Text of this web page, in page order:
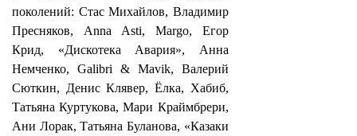
поколений: Стас Михайлов, Владимир
Пресняков, Anna Asti, Margo, Егор
Крид, «Дискотека Авария», Анна
Немченко, Galibri & Mavik, Валерий
Сюткин, Денис Клявер, Ёлка, Хабиб,
Татьяна Куртукова, Мари Краймбрери,
Ани Лорак, Татьяна Буланова, «Казаки